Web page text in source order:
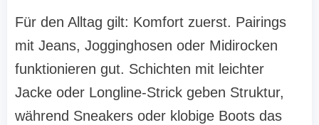
Für den Alltag gilt: Komfort zuerst. Pairings
mit Jeans, Jogginghosen oder Midirocken
funktionieren gut. Schichten mit leichter
Jacke oder Longline-Strick geben Struktur,
während Sneakers oder klobige Boots das